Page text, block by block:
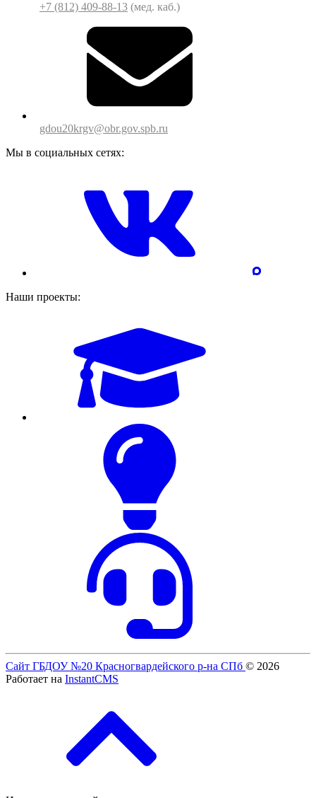
+7 (812) 409-88-13 (мед. каб.)
gdou20krgv@obr.gov.spb.ru
Мы в социальных сетях:
Наши проекты:
Сайт ГБДОУ №20 Красногвардейского р-на СПб © 2026
Работает на InstantCMS